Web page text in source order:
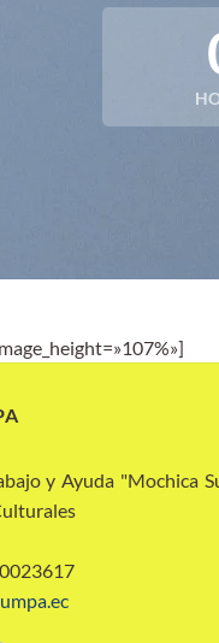
y Ayuda "Mochica